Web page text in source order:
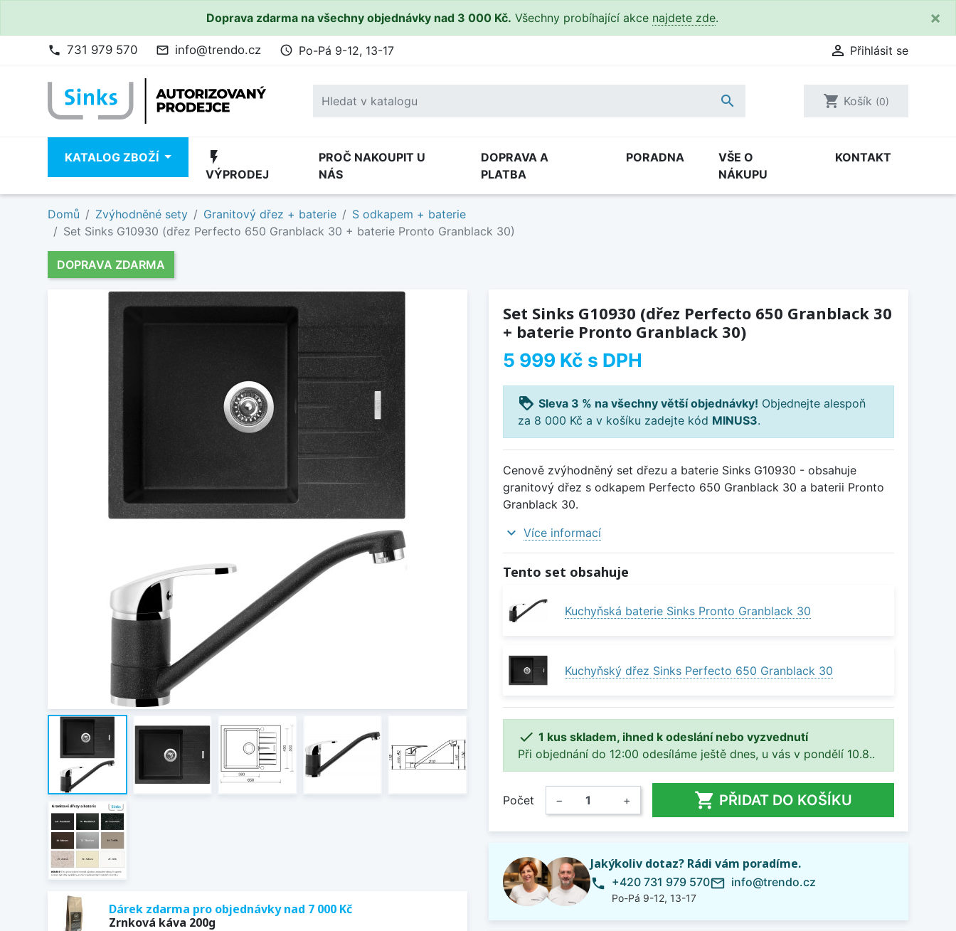
Doprava zdarma na všechny objednávky nad 3 000 Kč. Všechny probíhající akce najdete zde. ×
phone 731 979 570 mail_outline info@trendo.cz access_time Po-Pá 9-12, 13-17  Přihlásit se
 shopping_cart Košík (0)
KATALOG ZBOŽÍ flash_on
VÝPRODEJ
PROČ NAKOUPIT U
NÁS
DOPRAVA A
PLATBA
PORADNA
VŠE O
NÁKUPU
KONTAKT
Domů Zvýhodněné sety Granitový dřez + baterie
S odkapem + baterie
Set Sinks G10930 (dřez Perfecto 650 Granblack 30 + baterie Pronto Granblack 30)
DOPRAVA ZDARMA
Dárek zdarma pro objednávky nad 7 000 Kč
Zrnková káva 200g
Set Sinks G10930 (dřez Perfecto 650 Granblack 30
+ baterie Pronto Granblack 30)
5 999 Kč s DPH
loyalty Sleva 3 % na všechny větší objednávky! Objednejte alespoň
za 8 000 Kč a v košíku zadejte kód MINUS3.
Cenově zvýhodněný set dřezu a baterie Sinks G10930 - obsahuje
granitový dřez s odkapem Perfecto 650 Granblack 30 a baterii Pronto
Granblack 30.
expand_more Více informací
Tento set obsahuje
Kuchyňská baterie Sinks Pronto Granblack 30
Kuchyňský dřez Sinks Perfecto 650 Granblack 30
 1 kus skladem, ihned k odeslání nebo vyzvednutí
Při objednání do 12:00 odesíláme ještě dnes, u vás v pondělí 10.8..
Počet − +  PŘIDAT DO KOŠÍKU
Jakýkoliv dotaz? Rádi vám poradíme.
phone +420 731 979 570
Po-Pá 9-12, 13-17
mail_outline info@trendo.cz